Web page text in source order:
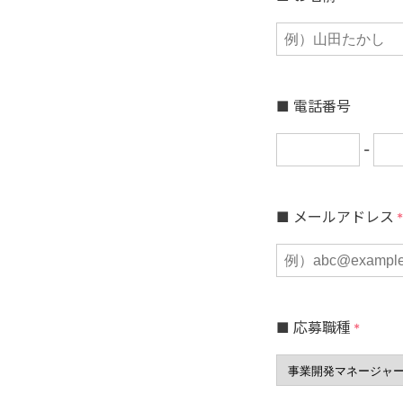
■ 電話番号
-
■ メールアドレス *
■ 応募職種 *